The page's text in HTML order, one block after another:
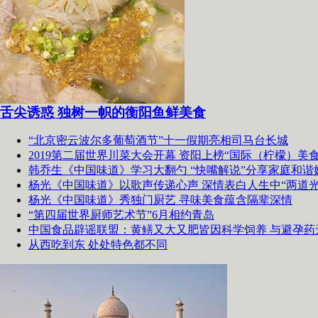
舌尖诱惑 独树一帜的衡阳鱼鲜美食
“北京密云波尔多葡萄酒节”十一假期亮相司马台长城
2019第二届世界川菜大会开幕 资阳上榜“国际（柠檬）美
韩乔生《中国味道》学习大翻勺 “快嘴解说”分享家庭和谐
杨光《中国味道》以歌声传递心声 深情表白人生中“两道
杨光《中国味道》秀独门厨艺 寻味美食蕴含隔辈深情
“第四届世界厨师艺术节”6月相约青岛
中国食品辟谣联盟：黄鳝又大又肥皆因科学饲养 与避孕药
从西吃到东 处处特色都不同